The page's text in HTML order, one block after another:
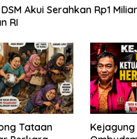
Akui Serahkan Rp1
RI
Tataan